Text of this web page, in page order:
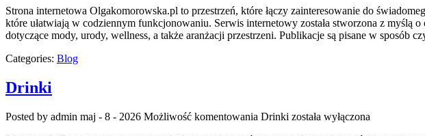
Strona internetowa Olgakomorowska.pl to przestrzeń, które łączy zainteresowanie do
które ułatwiają w codziennym funkcjonowaniu. Serwis internetowy została stworzona z myślą
dotyczące mody, urody, wellness, a także aranżacji przestrzeni. Publikacje są pisane w sposób
Categories: Blog
Drinki
Posted by admin maj - 8 - 2026 Możliwość komentowania Drinki została wyłączona